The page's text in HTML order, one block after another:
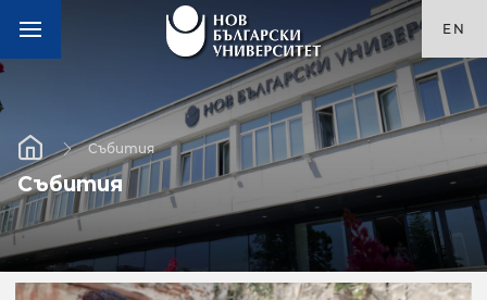
EN
Събития
Събития